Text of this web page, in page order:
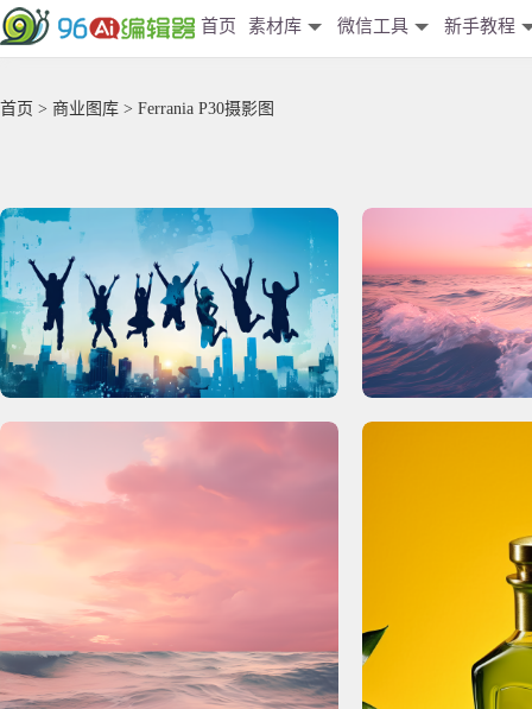
首页 素材库 微信工具 新手教程
首页 > 商业图库 > Ferrania P30摄影图